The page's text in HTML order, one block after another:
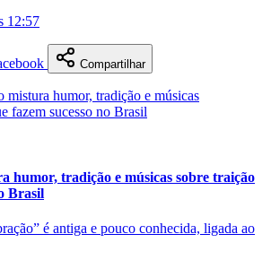
12:57
Compartilhar
humor, tradição e músicas sobre traição
Brasil
é antiga e pouco conhecida, ligada ao